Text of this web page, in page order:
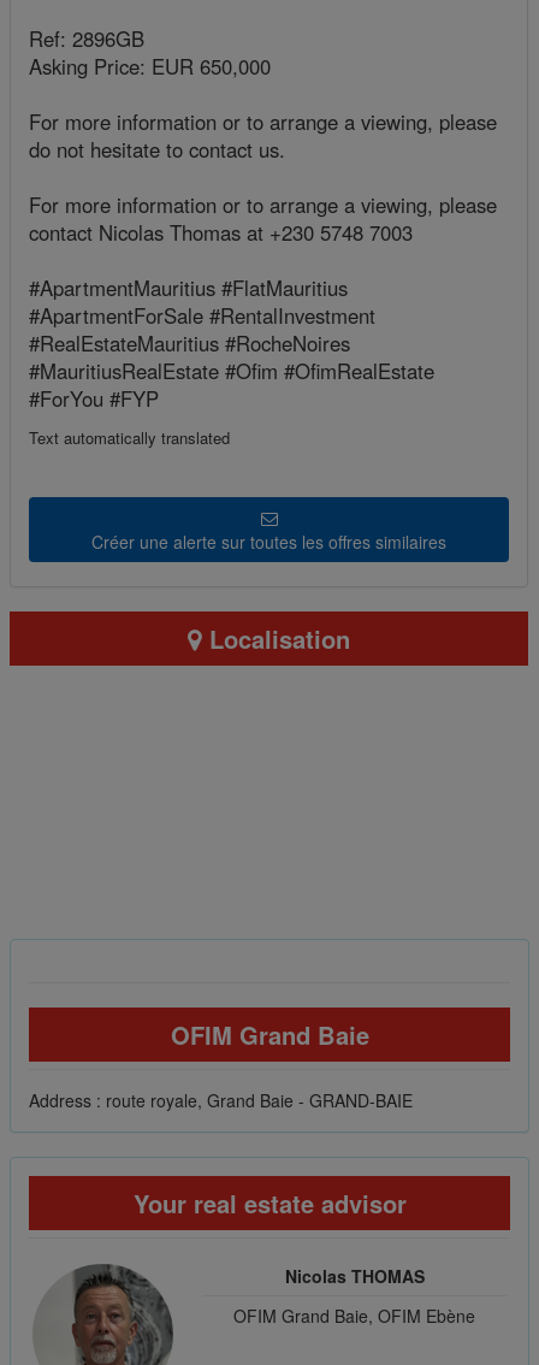
Ref: 2896GB
Asking Price: EUR 650,000
For more information or to arrange a viewing, please
do not hesitate to contact us.
For more information or to arrange a viewing, please
contact Nicolas Thomas at +230 5748 7003
#ApartmentMauritius #FlatMauritius
#ApartmentForSale #RentalInvestment
#RealEstateMauritius #RocheNoires
#MauritiusRealEstate #Ofim #OfimRealEstate
#ForYou #FYP
Text automatically translated
Créer une alerte sur toutes les offres similaires
Localisation
OFIM Grand Baie
Address : route royale, Grand Baie - GRAND-BAIE
Your real estate advisor
Nicolas THOMAS
OFIM Grand Baie, OFIM Ebène